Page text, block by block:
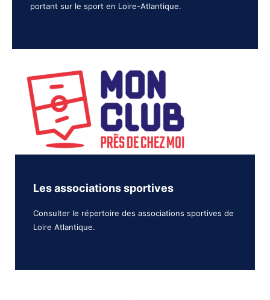
portant sur le sport en Loire-Atlantique.
Les associations sportives
Consulter le répertoire des associations sportives de
Loire Atlantique.